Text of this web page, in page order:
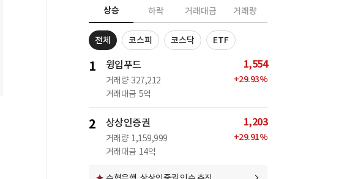
상승 하락 거래대금 거래량
전체 코스피 코스닥 ETF
1 윙입푸드
거래량 327,212
거래대금 5억
1,554
+29.93%
2 상상인증권
거래량 1,159,999
거래대금 14억
1,203
+29.91%